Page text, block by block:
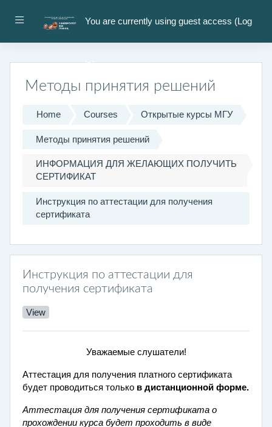
Side panel You are currently using guest access (Log
in)
Методы принятия решений
Home Courses Открытые курсы МГУ
Методы принятия решений
ИНФОРМАЦИЯ ДЛЯ ЖЕЛАЮЩИХ ПОЛУЧИТЬ
СЕРТИФИКАТ
Инструкция по аттестации для получения
сертификата
Инструкция по аттестации для
получения сертификата
View
Уважаемые слушатели!
Аттестация для получения платного сертификата
будет проводиться только в дистанционной форме.
Аттестация для получения сертификата о
прохождении курса будет проходить в виде